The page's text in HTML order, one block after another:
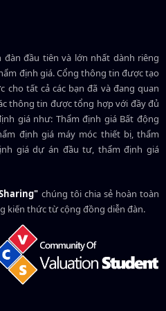
đàn đầu tiên và lớn nhất dành riêng
định giá. Cổng thông tin được tạo
tất cả các bạn đã và đang quan
thông tin được tổng hợp với đầy đủ
giá như: Thẩm định giá Bất động
định giá máy móc thiết bị, thẩm
giá dự án đầu tư, thẩm định giá
chúng tôi chia sẻ hoàn toàn
kiến thức từ cộng đồng diễn đàn.